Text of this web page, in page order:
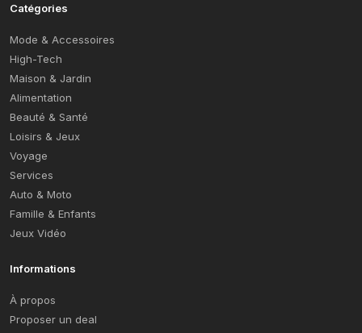
Catégories
Mode & Accessoires
High-Tech
Maison & Jardin
Alimentation
Beauté & Santé
Loisirs & Jeux
Voyage
Services
Auto & Moto
Famille & Enfants
Jeux Vidéo
Informations
À propos
Proposer un deal